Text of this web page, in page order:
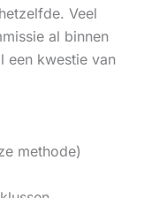
Veel
al binnen
een kwestie van
methode)